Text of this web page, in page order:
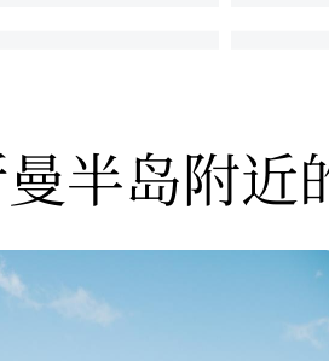
半岛附近